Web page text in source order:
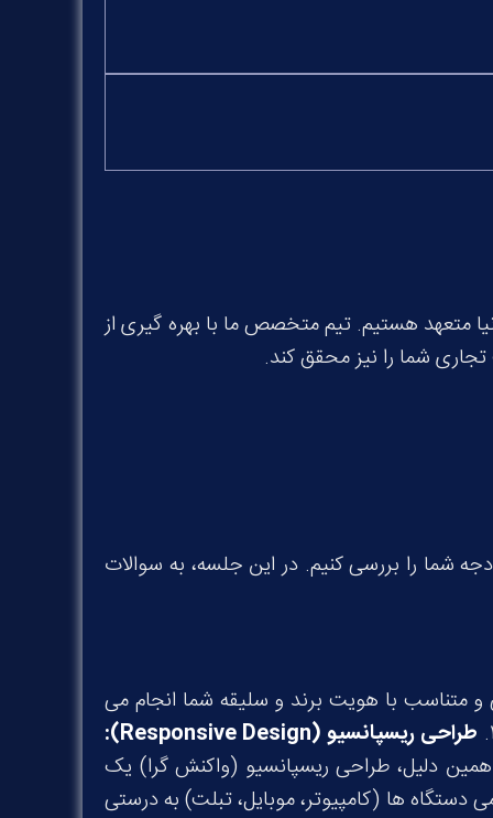
متعهد هستیم. تیم متخصص ما با بهره گیری از
شما را نیز محقق کند.
شما را بررسی کنیم. در این جلسه، به سوالات
و متناسب با هویت برند و سلیقه شما انجام می
طراحی ریسپانسیو(Responsive Design):
همین دلیل، طراحی ریسپانسیو (واکنش گرا) یک
ها (کامپیوتر، موبایل، تبلت) به درستی